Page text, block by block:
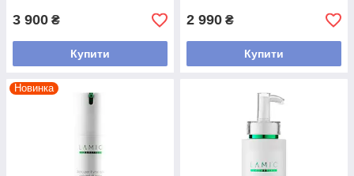
3 900 ₴
Купити
2 990 ₴
Купити
Новинка